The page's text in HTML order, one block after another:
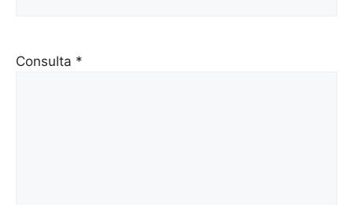
Consulta *